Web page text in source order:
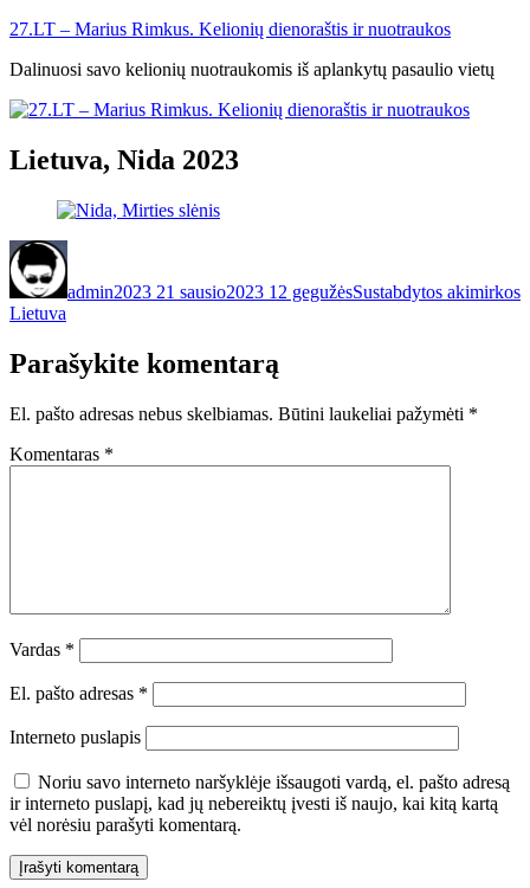
Eiti
turinio
27.LT – Marius Rimkus. Kelionių dienoraštis ir nuotraukos
Dalinuosi savo kelionių nuotraukomis iš aplankytų pasaulio vietų
Lietuva, Nida 2023
admin2023 21 sausio2023 12 gegužėsSustabdytos akimirkos
Lietuva
Parašykite komentarą
El. pašto adresas nebus skelbiamas. Būtini laukeliai pažymėti *
Komentaras *
Vardas *
El. pašto adresas *
Interneto puslapis
Noriu savo interneto naršyklėje išsaugoti vardą, el. pašto adresą
ir interneto puslapį, kad jų nebereiktų įvesti iš naujo, kai kitą kartą
vėl norėsiu parašyti komentarą.